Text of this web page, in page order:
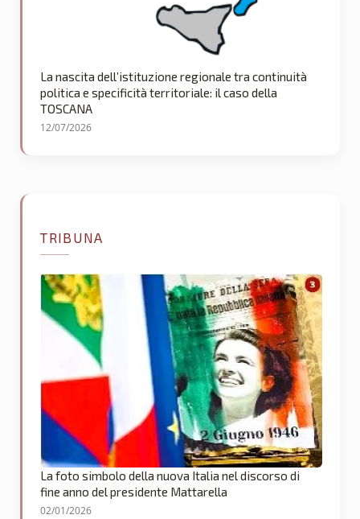
La nascita dell’istituzione regionale tra continuità
politica e specificità territoriale: il caso della
TOSCANA
12/07/2026
TRIBUNA
La foto simbolo della nuova Italia nel discorso di
fine anno del presidente Mattarella
02/01/2026